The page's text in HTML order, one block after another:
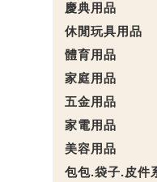
慶典用品
休閒玩具用品
體育用品
家庭用品
五金用品
家電用品
美容用品
包包.袋子.皮件